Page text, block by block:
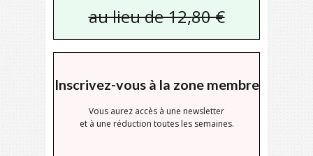
au lieu de 12,80 €
Inscrivez-vous à la zone membre
Vous aurez accès à une newsletter
et à une réduction toutes les semaines.